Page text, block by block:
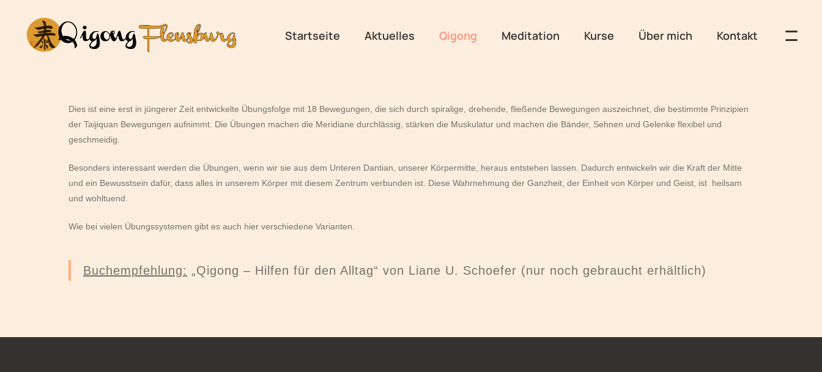
Startseite Aktuelles Qigong Meditation Kurse Über mich Kontakt
Dies ist eine erst in jüngerer Zeit entwickelte Übungsfolge mit 18 Bewegungen, die sich durch spiralige, drehende, fließende Bewegungen auszeichnet, die bestimmte Prinzipien
der Taijiquan Bewegungen aufnimmt. Die Übungen machen die Meridiane durchlässig, stärken die Muskulatur und machen die Bänder, Sehnen und Gelenke flexibel und
geschmeidig.
Besonders interessant werden die Übungen, wenn wir sie aus dem Unteren Dantian, unserer Körpermitte, heraus entstehen lassen. Dadurch entwickeln wir die Kraft der Mitte
und ein Bewusstsein dafür, dass alles in unserem Körper mit diesem Zentrum verbunden ist. Diese Wahrnehmung der Ganzheit, der Einheit von Körper und Geist, ist heilsam
und wohltuend.
Wie bei vielen Übungssystemen gibt es auch hier verschiedene Varianten.
Buchempfehlung: „Qigong – Hilfen für den Alltag“ von Liane U. Schoefer (nur noch gebraucht erhältlich)